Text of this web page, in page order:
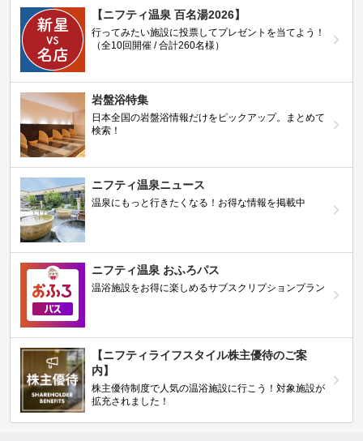
【ニフティ温泉 百名湯2026】
行ってみたい施設に投票してプレゼントを当てよう！
（全10回開催 / 合計260名様）
岩盤浴特集
日本全国の岩盤浴情報だけをピックアップ。まとめて
検索！
ニフティ温泉ニュース
温泉にもっと行きたくなる！お得な情報を掲載中
ニフティ温泉 おふろパス
温浴施設をお得に楽しめるサブスクリプションプラン
【ニフティライフスタイル株主優待のご案
内】
株主優待制度で人気の温浴施設に行こう！対象施設が
拡充されました！